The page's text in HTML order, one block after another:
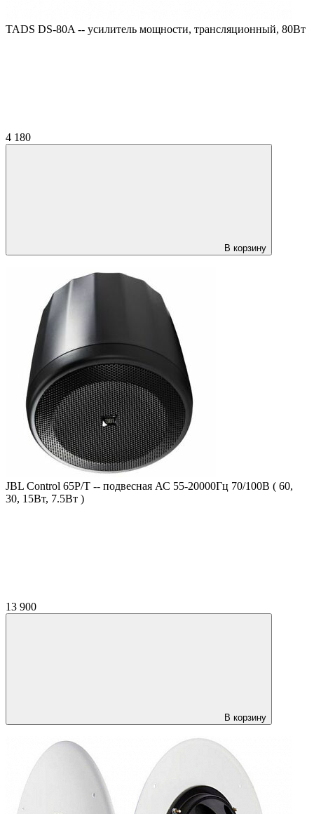
TADS DS-80A -- усилитель мощности, трансляционный, 80Вт
4 180
В корзину
JBL Control 65P/T -- подвесная АС 55-20000Гц 70/100В ( 60,
30, 15Вт, 7.5Вт )
13 900
В корзину